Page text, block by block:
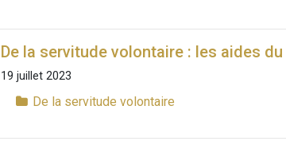
De la servitude volontaire : les aides
19 juillet 2023
De la servitude volontaire